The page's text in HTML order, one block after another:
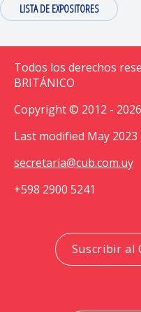
LISTA DE EXPOSITORES
Todos los derechos
BRITÁNICO
Copyright © 2012 -
Last modified May 2023
secretaria@cub.com.uy
+598 2900 5241
Suscribir al